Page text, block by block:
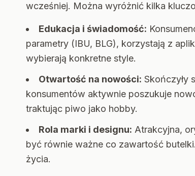
wcześniej. Można wyróżnić kilka
Edukacja i świadomość:
parametry (IBU, BLG), korzystają z
wybierają konkretne style.
Otwartość na nowości: Skończyły
konsumentów aktywnie poszukuje
traktując piwo jako hobby.
Rola marki i designu: Atrakcyjna,
być równie ważne co zawartość
życia.